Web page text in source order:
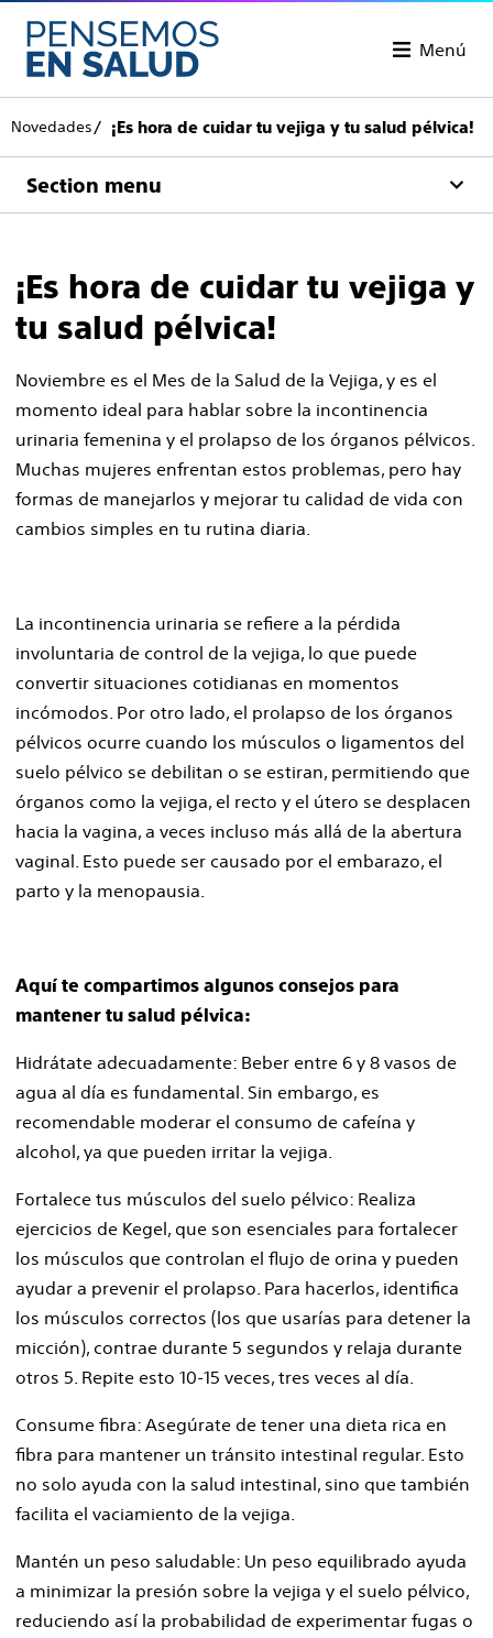
Menú
Novedades ¡Es hora de cuidar tu vejiga y tu salud pélvica!
Section menu
¡Es hora de cuidar tu vejiga y
tu salud pélvica!
Noviembre es el Mes de la Salud de la Vejiga, y es el
momento ideal para hablar sobre la incontinencia
urinaria femenina y el prolapso de los órganos pélvicos.
Muchas mujeres enfrentan estos problemas, pero hay
formas de manejarlos y mejorar tu calidad de vida con
cambios simples en tu rutina diaria.
La incontinencia urinaria se refiere a la pérdida
involuntaria de control de la vejiga, lo que puede
convertir situaciones cotidianas en momentos
incómodos. Por otro lado, el prolapso de los órganos
pélvicos ocurre cuando los músculos o ligamentos del
suelo pélvico se debilitan o se estiran, permitiendo que
órganos como la vejiga, el recto y el útero se desplacen
hacia la vagina, a veces incluso más allá de la abertura
vaginal. Esto puede ser causado por el embarazo, el
parto y la menopausia.
Aquí te compartimos algunos consejos para
mantener tu salud pélvica:
Hidrátate adecuadamente: Beber entre 6 y 8 vasos de
agua al día es fundamental. Sin embargo, es
recomendable moderar el consumo de cafeína y
alcohol, ya que pueden irritar la vejiga.
Fortalece tus músculos del suelo pélvico: Realiza
ejercicios de Kegel, que son esenciales para fortalecer
los músculos que controlan el flujo de orina y pueden
ayudar a prevenir el prolapso. Para hacerlos, identifica
los músculos correctos (los que usarías para detener la
micción), contrae durante 5 segundos y relaja durante
otros 5. Repite esto 10-15 veces, tres veces al día.
Consume fibra: Asegúrate de tener una dieta rica en
fibra para mantener un tránsito intestinal regular. Esto
no solo ayuda con la salud intestinal, sino que también
facilita el vaciamiento de la vejiga.
Mantén un peso saludable: Un peso equilibrado ayuda
a minimizar la presión sobre la vejiga y el suelo pélvico,
reduciendo así la probabilidad de experimentar fugas o